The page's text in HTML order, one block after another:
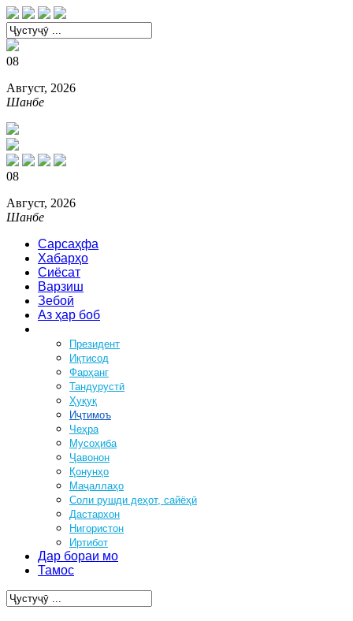
08
Август, 2026
Шанбе
08
Август, 2026
Шанбе
Сарсаҳфа
Хабарҳо
Сиёсат
Варзиш
Зебоӣ
Аз ҳар боб
Президент
Иқтисод
Фарҳанг
Тандурустӣ
Ҳуқуқ
Иҷтимоъ
Чеҳра
Мусоҳиба
Ҷавонон
Қонунҳо
Маҷаллаҳо
Соли рушди деҳот, сайёҳӣ
Дастархон
Нигористон
Иртибот
Дар бораи мо
Тамос